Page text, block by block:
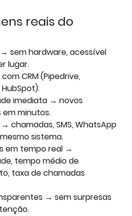
reais do
sem hardware, acessível
lugar.
CRM (Pipedrive,
imediata → novos
em minutos.
chamadas, SMS, WhatsApp
sistema.
em tempo real →
tempo médio de
taxa de chamadas
→ sem surpresas